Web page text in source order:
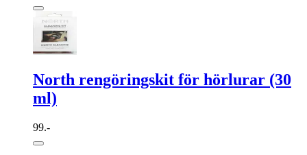
North rengöringskit för hörlurar (30
ml)
99.-